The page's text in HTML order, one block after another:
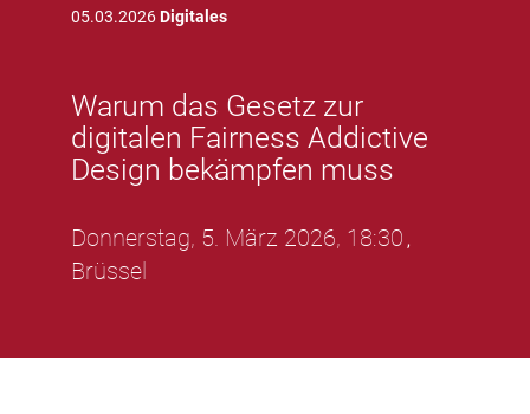
05.03.2026Digitales
Warum das Gesetz zur
digitalen Fairness Addictive
Design bekämpfen muss
Donnerstag, 5. März 2026, 18:30 ,
Brüssel